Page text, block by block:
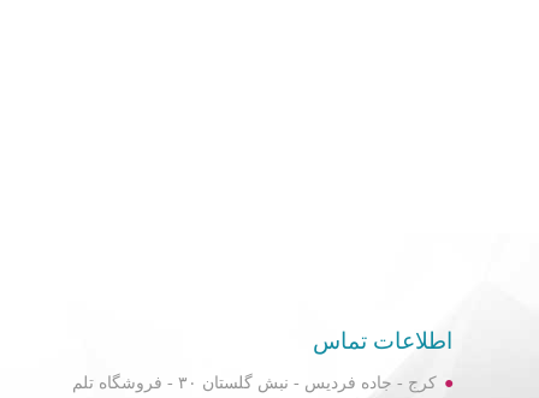
اطلاعات تماس
کرج - جاده فردیس - نبش گلستان ۳۰ - فروشگاه تلم